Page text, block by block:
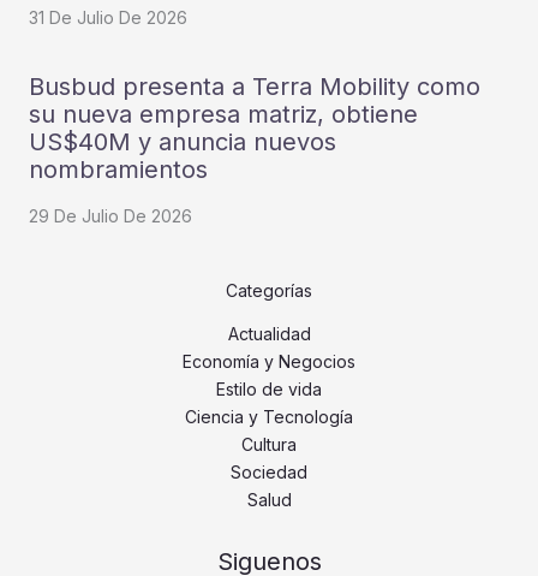
31 De Julio De 2026
Busbud presenta a Terra Mobility como
su nueva empresa matriz, obtiene
US$40M y anuncia nuevos
nombramientos
29 De Julio De 2026
Categorías
Actualidad
Economía y Negocios
Estilo de vida
Ciencia y Tecnología
Cultura
Sociedad
Salud
Siguenos